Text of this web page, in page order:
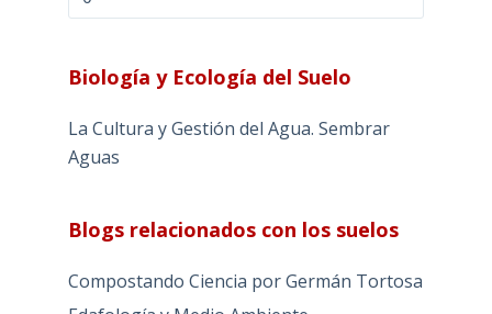
Biología y Ecología del Suelo
La Cultura y Gestión del Agua. Sembrar
Aguas
Blogs relacionados con los suelos
Compostando Ciencia por Germán Tortosa